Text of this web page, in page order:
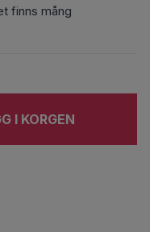
finns mång
I KORGEN